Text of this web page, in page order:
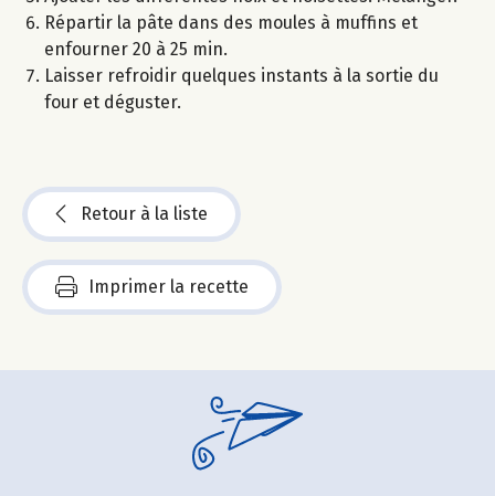
Répartir la pâte dans des moules à muffins et
enfourner 20 à 25 min.
Laisser refroidir quelques instants à la sortie du
four et déguster.
Retour à la liste
Imprimer la recette